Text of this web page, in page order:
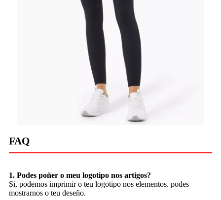
FAQ
1. Podes poñer o meu logotipo nos artigos?
Si, podemos imprimir o teu logotipo nos elementos. podes
mostrarnos o teu deseño.